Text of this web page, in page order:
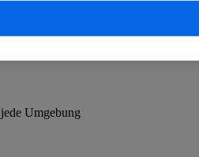
-prognosen
Umgebung